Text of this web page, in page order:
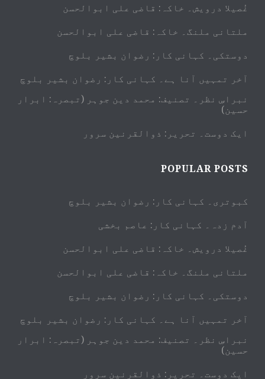
غُصیلا درویش۔ خاکہ: قاضی علی ابوالحسن
ملتانی ملنگ۔ خاکہ: قاضی علی ابوالحسن
دوستکی۔ کہانی کار: رضوان بشیر بلوچ
آخر تمہیں آنا ہے۔ کہانی کار: رضوان بشیر بلوچ
نبراسِ نظر۔ تصنیف: محمد دین جوہر (تبصرہ: ابرار
حسین)
ایک دوست۔ تحریر: ذوالقرنین سرور
POPULAR POSTS
کبوتری۔ کہانی کار: رضوان بشیر بلوچ
آدم زدہ۔ کہانی کار: عاصم بخشی
غُصیلا درویش۔ خاکہ: قاضی علی ابوالحسن
ملتانی ملنگ۔ خاکہ: قاضی علی ابوالحسن
دوستکی۔ کہانی کار: رضوان بشیر بلوچ
آخر تمہیں آنا ہے۔ کہانی کار: رضوان بشیر بلوچ
نبراسِ نظر۔ تصنیف: محمد دین جوہر (تبصرہ: ابرار
حسین)
ایک دوست۔ تحریر: ذوالقرنین سرور